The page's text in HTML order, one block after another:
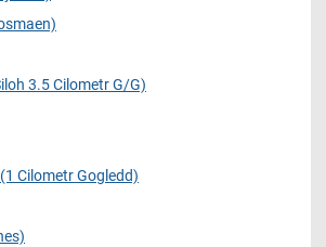
3.5 Cilometr G/G)
Cilometr Gogledd)